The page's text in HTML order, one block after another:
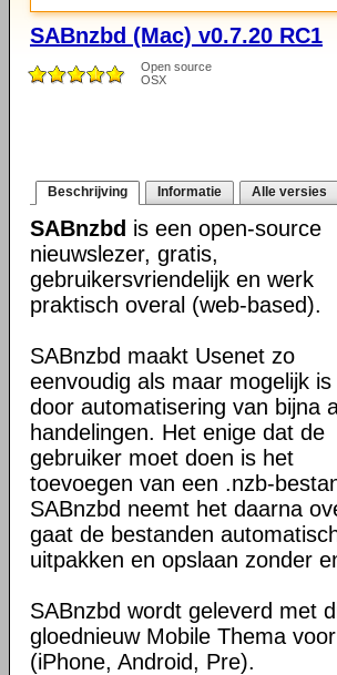
SABnzbd (Mac) v0.7.20 RC1
Open source
OSX
Beschrijving Informatie Alle versies
SABnzbd is een open-source
nieuwslezer, gratis,
gebruikersvriendelijk en werk
praktisch overal (web-based).
SABnzbd maakt Usenet zo
eenvoudig als maar mogelijk is
door automatisering van bijna
handelingen. Het enige dat de
gebruiker moet doen is het
toevoegen van een .nzb-
SABnzbd neemt het daarna
gaat de bestanden
uitpakken en opslaan zonder
SABnzbd wordt geleverd met
gloednieuw Mobile Thema
(iPhone, Android, Pre).